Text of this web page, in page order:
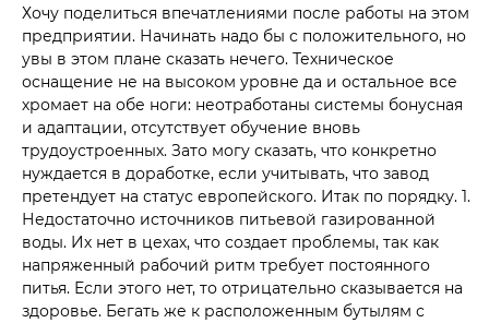
Хочу поделиться впечатлениями после работы на этом
предприятии. Начинать надо бы с положительного, но
увы в этом плане сказать нечего. Техническое
оснащение не на высоком уровне да и остальное все
хромает на обе ноги: неотработаны системы бонусная
и адаптации, отсутствует обучение вновь
трудоустроенных. Зато могу сказать, что конкретно
нуждается в доработке, если учитывать, что завод
претендует на статус европейского. Итак по порядку. 1.
Недостаточно источников питьевой газированной
воды. Их нет в цехах, что создает проблемы, так как
напряженный рабочий ритм требует постоянного
питья. Если этого нет, то отрицательно сказывается на
здоровье. Бегать же к расположенным бутылям с